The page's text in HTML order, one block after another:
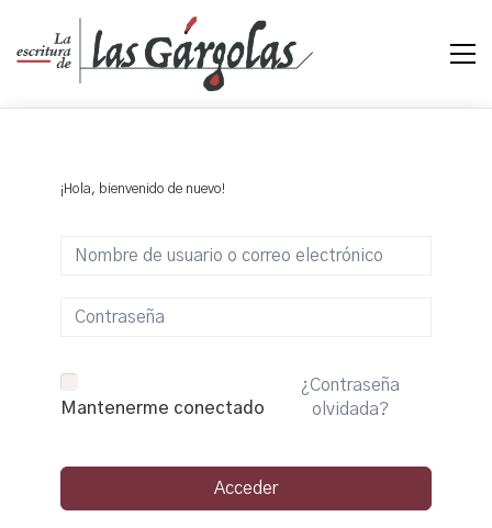
¡Hola, bienvenido de nuevo!
Mantenerme conectado
¿Contraseña
olvidada?
Acceder